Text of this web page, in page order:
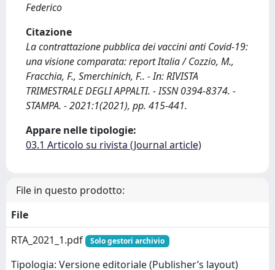
Federico
Citazione
La contrattazione pubblica dei vaccini anti Covid-19:
una visione comparata: report Italia / Cozzio, M.,
Fracchia, F., Smerchinich, F.. - In: RIVISTA
TRIMESTRALE DEGLI APPALTI. - ISSN 0394-8374. -
STAMPA. - 2021:1(2021), pp. 415-441.
Appare nelle tipologie:
03.1 Articolo su rivista (Journal article)
File in questo prodotto:
File
RTA_2021_1.pdf
Solo gestori archivio
Tipologia: Versione editoriale (Publisher’s layout)